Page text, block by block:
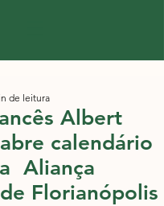
Albert
calendário
Aliança
Florianópolis
de leitura